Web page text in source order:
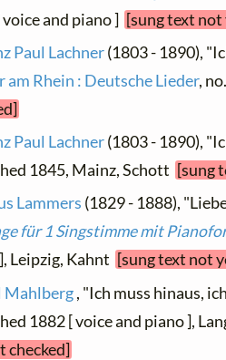
voice and piano ] [sung text not
Paul Lachner(1803 - 1890),
am Rhein : Deutsche Lieder,
Paul Lachner(1803 - 1890),
1845, Mainz, Schott [sung
Lammers (1829 - 1888),
für 1 Singstimme mit
Leipzig, Kahnt [sung text not
Mahlberg, "Ich muss hinaus,
1882 [ voice and piano ],
checked]